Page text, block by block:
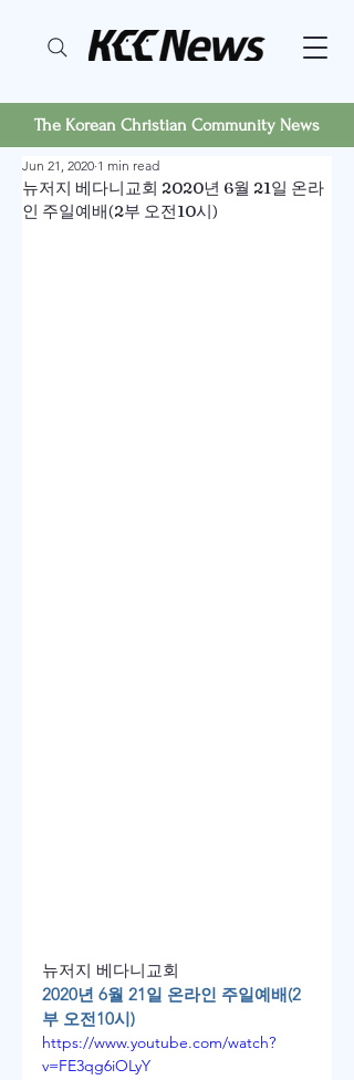
The Korean Christian Community News
뉴저지 베다니교회 2020년 6월 21일 온라
인 주일예배(2부 오전10시)
Jun 21, 2020 1 min read
뉴저지 베다니교회
2020년 6월 21일 온라인 주일예배(2
부 오전10시)
https://www.youtube.com/watch?
v=FE3qg6iOLyY